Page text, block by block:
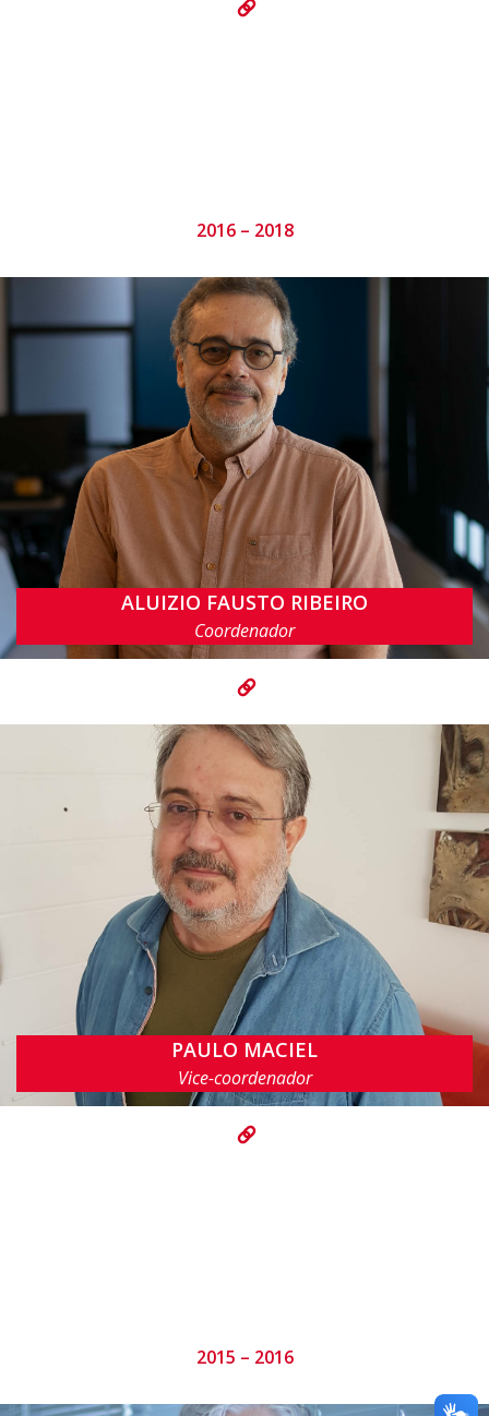
2016 – 2018
ALUIZIO FAUSTO RIBEIRO
Coordenador
aluizioa@cin.ufpe.br
PAULO MACIEL
Vice-coordenador
prmm@cin.ufpe.br
2015 – 2016